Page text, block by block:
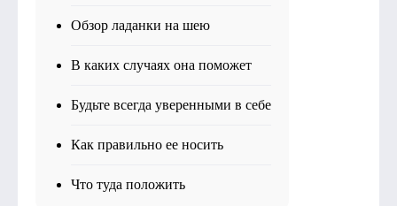
Обзор ладанки на шею
В каких случаях она поможет
Будьте всегда уверенными в себе
Как правильно ее носить
Что туда положить